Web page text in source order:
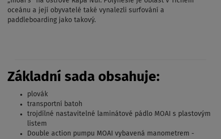
oceánu a její obyvatelé také vynalezli surfování a
paddleboarding jako takový.
Základní sada obsahuje:
plovák
transportní batoh
trojdílné nastavitelné laminátové pádlo MOAI s plastovým
listem
Double action pumpu MOAI vybavená manometrem -